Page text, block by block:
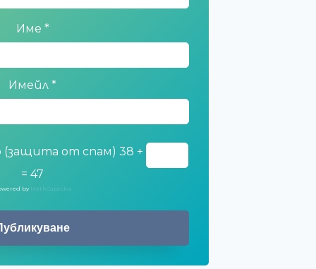
Име *
Имейл *
от спам) 38 +
= 47
by MathCaptcha